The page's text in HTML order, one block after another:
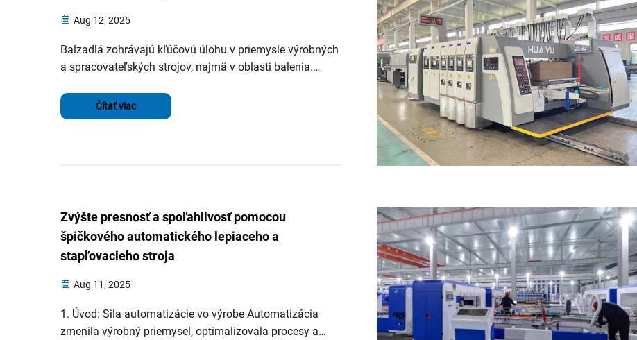
Aug 12, 2025
Balzadlá zohrávajú kľúčovú úlohu v priemysle výrobných
a spracovateľských strojov, najmä v oblasti balenia.
balzakách, ich význame a rôznych typoch...
Čítať viac
Zvýšte presnosť a spoľahlivosť pomocou
špičkového automatického lepiaceho a
stapľovacieho stroja
Aug 11, 2025
1. Úvod: Sila automatizácie vo výrobe Automatizácia
zmenila výrobný priemysel, optimalizovala procesy a